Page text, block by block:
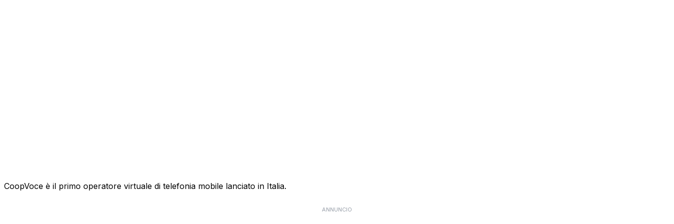
CoopVoce è il primo operatore virtuale di telefonia mobile lanciato in Italia.
ANNUNCIO